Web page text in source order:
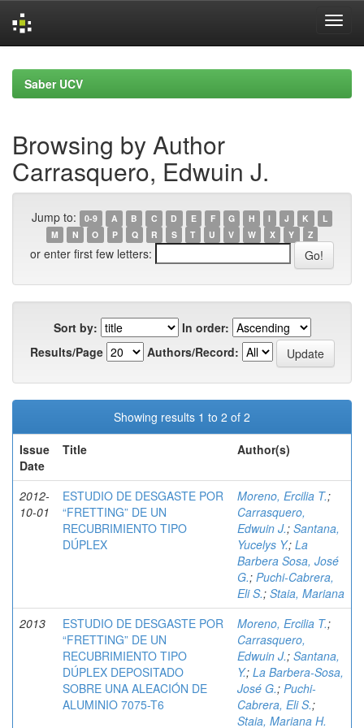
navigationSaber UCV
Browsing by Author
Carrasquero, Edwuin J.
Jump to: 0-9 A B C D E F G H I J K
L
M
N O P Q R S T U V W X Y Z
or enter first few letters:
Sort by:
In order:
Results/Page
Authors/Record:
Showing results 1 to 2 of 2
Issue
Date
Title Author(s)
2012-
10-01
ESTUDIO DE DESGASTE POR
“FRETTING” DE UN
RECUBRIMIENTO TIPO
DÚPLEX
Moreno, Ercilia T.;
Carrasquero,
Edwuin J.; Santana,
Yucelys Y.; La
Barbera Sosa, José
G.; Puchi-Cabrera,
Eli S.; Staia, Mariana
2013
ESTUDIO DE DESGASTE POR
“FRETTING” DE UN
RECUBRIMIENTO TIPO
DÚPLEX DEPOSITADO
SOBRE UNA ALEACIÓN DE
ALUMINIO 7075-T6
Moreno, Ercilia T.;
Carrasquero,
Edwuin J.; Santana,
Y.; La Barbera-Sosa,
José G.; Puchi-
Cabrera, Eli S.;
Staia, Mariana H.